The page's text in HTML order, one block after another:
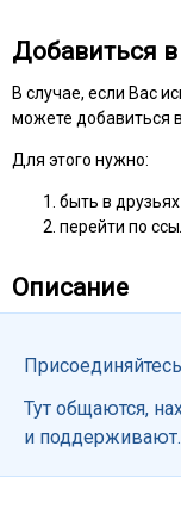
Добавиться
В случае, если Вас
можете добавиться
Для этого нужно:
быть в друзьях
перейти по
Описание
Тут общаются,
и поддерживают.